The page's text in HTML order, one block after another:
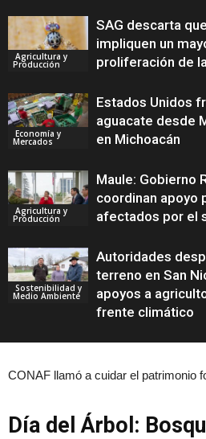
Agricultura y
Producción
SAG descarta
impliquen un
proliferación de
Economía y
Mercados
Estados Unidos
aguacate desde
en Michoacán
Agricultura y
Producción
Maule: Gobierno
coordinan apoyo
afectados por el
Sostenibilidad y
Medio Ambiente
Autoridades
terreno en San
apoyos a
frente climático
CONAF llamó a cuidar el patrimonio
Día del Árbol: